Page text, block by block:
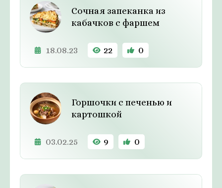
Сочная запеканка из
кабачков с фаршем
18.08.23 22 0
Горшочки с печенью и
картошкой
03.02.25 9 0